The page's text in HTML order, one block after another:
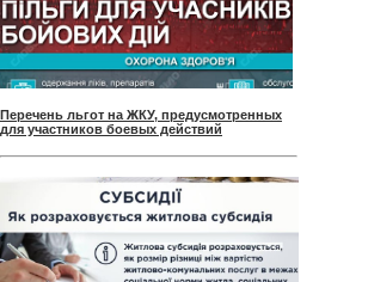
Перечень льгот на ЖКУ, предусмотренных
для участников боевых действий